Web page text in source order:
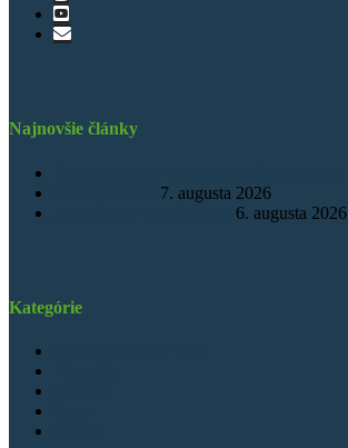
Najnovšie články
7. augusta 2026
6. augusta 2026
Kategórie